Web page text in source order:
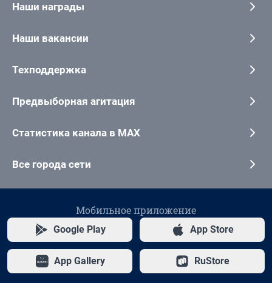
Наши награды
Наши вакансии
Техподдержка
Предвыборная агитация
Статистика канала в MAX
Все города сети
Мобильное приложение
Google Play App Store
App Gallery RuStore